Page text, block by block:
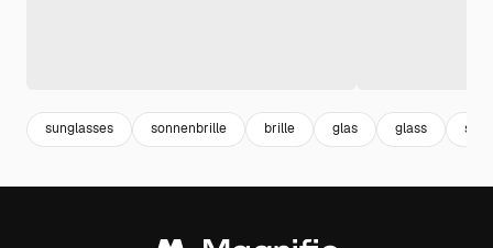
sunglasses sonnenbrille brille glas glass